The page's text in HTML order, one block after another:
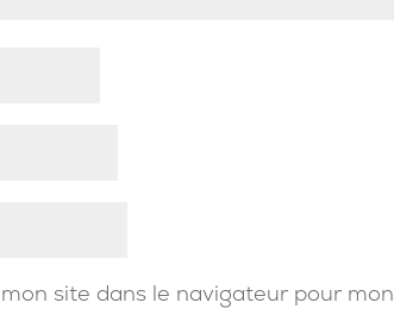
site dans le navigateur pour